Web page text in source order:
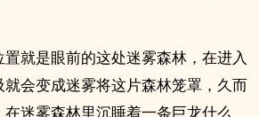
就是眼前的这处迷雾森林，在进入
会变成迷雾将这片森林笼罩，久而
迷雾森林里沉睡着一条巨龙什么